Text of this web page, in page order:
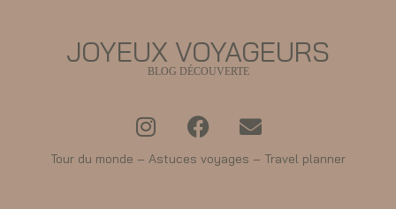
JOYEUX VOYAGEURS
BLOG DÉCOUVERTE
Tour du monde – Astuces voyages – Travel planner